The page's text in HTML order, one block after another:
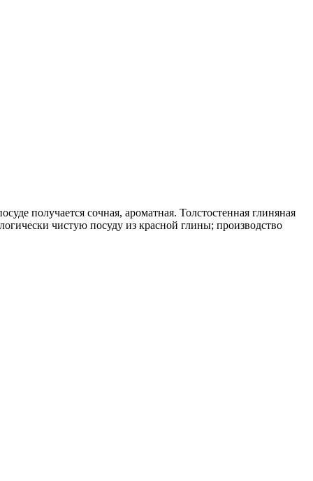
получается сочная, ароматная. Толстостенная глиняная
чистую посуду из красной глины; производство